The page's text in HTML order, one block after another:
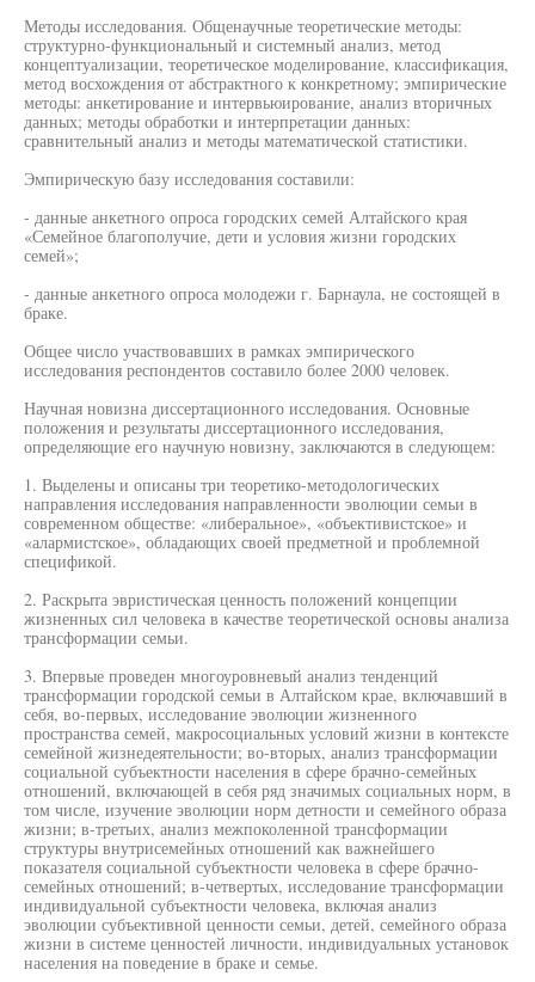
Методы исследования. Общенаучные теоретические методы:
структурно-функциональный и системный анализ, метод
концептуализации, теоретическое моделирование, классификация,
метод восхождения от абстрактного к конкретному; эмпирические
методы: анкетирование и интервьюирование, анализ вторичных
данных; методы обработки и интерпретации данных:
сравнительный анализ и методы математической статистики.
Эмпирическую базу исследования составили:
- данные анкетного опроса городских семей Алтайского края
«Семейное благополучие, дети и условия жизни городских
семей»;
- данные анкетного опроса молодежи г. Барнаула, не состоящей в
браке.
Общее число участвовавших в рамках эмпирического
исследования респондентов составило более 2000 человек.
Научная новизна диссертационного исследования. Основные
положения и результаты диссертационного исследования,
определяющие его научную новизну, заключаются в следующем:
1. Выделены и описаны три теоретико-методологических
направления исследования направленности эволюции семьи в
современном обществе: «либеральное», «объективистское» и
«алармистское», обладающих своей предметной и проблемной
спецификой.
2. Раскрыта эвристическая ценность положений концепции
жизненных сил человека в качестве теоретической основы анализа
трансформации семьи.
3. Впервые проведен многоуровневый анализ тенденций
трансформации городской семьи в Алтайском крае, включавший в
себя, во-первых, исследование эволюции жизненного
пространства семей, макросоциальных условий жизни в контексте
семейной жизнедеятельности; во-вторых, анализ трансформации
социальной субъектности населения в сфере брачно-семейных
отношений, включающей в себя ряд значимых социальных норм, в
том числе, изучение эволюции норм детности и семейного образа
жизни; в-третьих, анализ межпоколенной трансформации
структуры внутрисемейных отношений как важнейшего
показателя социальной субъектности человека в сфере брачно-
семейных отношений; в-четвертых, исследование трансформации
индивидуальной субъектности человека, включая анализ
эволюции субъективной ценности семьи, детей, семейного образа
жизни в системе ценностей личности, индивидуальных установок
населения на поведение в браке и семье.